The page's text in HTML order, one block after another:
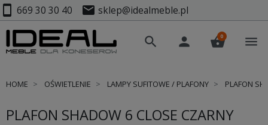
smartphone 669 30 30 40 mail sklep@idealmeble.pl
search person shopping_basket
0 menu
HOME OŚWIETLENIE LAMPY SUFITOWE / PLAFONY PLAFON
PLAFON SHADOW 6 CLOSE CZARNY